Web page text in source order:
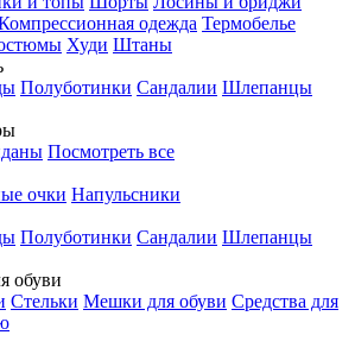
одежда Термобелье
Худи Штаны
Полуботинки Сандалии Шлепанцы
Посмотреть все
очки Напульсники
Полуботинки Сандалии Шлепанцы
обуви
Стельки Мешки для обуви Средства для